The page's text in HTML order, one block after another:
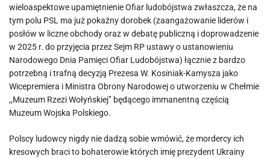
wieloaspektowe upamiętnienie Ofiar ludobójstwa zwłaszcza, że na
tym polu PSL ma już pokaźny dorobek (zaangażowanie liderów i
posłów w liczne obchody oraz w debatę publiczną i doprowadzenie
w 2025 r. do przyjęcia przez Sejm RP ustawy o ustanowieniu
Narodowego Dnia Pamięci Ofiar Ludobójstwa) łącznie z bardzo
potrzebną i trafną decyzją Prezesa W. Kosiniak-Kamysza jako
Wicepremiera i Ministra Obrony Narodowej o utworzeniu w Chełmie
,,Muzeum Rzezi Wołyńskiej’’ będącego immanentną częścią
Muzeum Wojska Polskiego.
Polscy ludowcy nigdy nie dadzą sobie wmówić, że mordercy ich
kresowych braci to bohaterowie których imię prezydent Ukrainy